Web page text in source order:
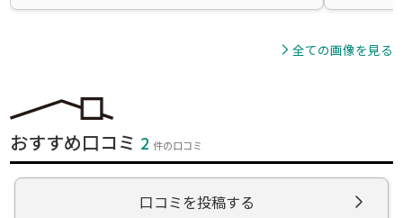
全ての画像を見る
おすすめ口コミ 2件の口コミ
口コミを投稿する